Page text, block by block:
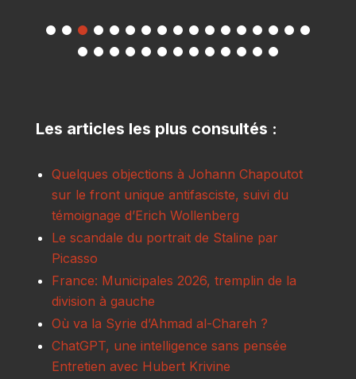
Les articles les plus consultés :
Quelques objections à Johann Chapoutot
sur le front unique antifasciste, suivi du
témoignage d’Erich Wollenberg
Le scandale du portrait de Staline par
Picasso
France: Municipales 2026, tremplin de la
division à gauche
Où va la Syrie d’Ahmad al-Chareh ?
ChatGPT, une intelligence sans pensée
Entretien avec Hubert Krivine